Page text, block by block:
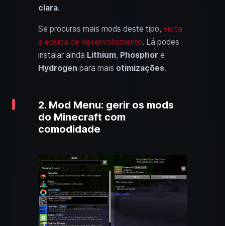
clara.
Se procuras mais mods deste tipo, visita
a equipa de desenvolvimento. Lá podes
instalar ainda Lithium, Phosphor e
Hydrogen para mais otimizações.
2. Mod Menu: gerir os mods
do Minecraft com
comodidade